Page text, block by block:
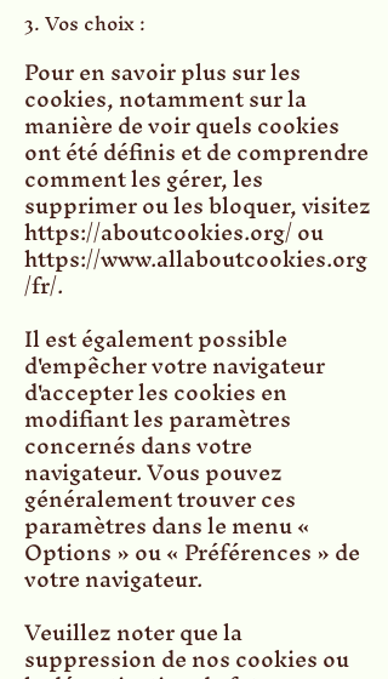
3. Vos choix :
Pour en savoir plus sur les
cookies, notamment sur la
manière de voir quels cookies
ont été définis et de comprendre
comment les gérer, les
supprimer ou les bloquer, visitez
https://aboutcookies.org/ou
https://www.allaboutcookies.org
/fr/.
Il est également possible
d'empêcher votre navigateur
d'accepter les cookies en
modifiant les paramètres
concernés dans votre
navigateur. Vous pouvez
généralement trouver ces
paramètres dans le menu «
Options » ou « Préférences » de
votre navigateur.
Veuillez noter que la
suppression de nos cookies ou